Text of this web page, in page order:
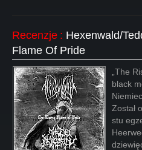
Recenzje : Hexenwald/
Flame Of Pride
„The
black
Został
stu